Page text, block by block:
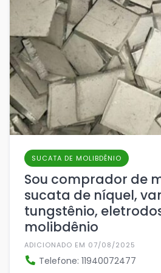
SUCATA DE MOLIBDÊNIO
Sou comprador de
sucata de níquel,
tungstênio,
molibdênio
ADICIONADO EM 07/08/2025
Telefone: 11940072477